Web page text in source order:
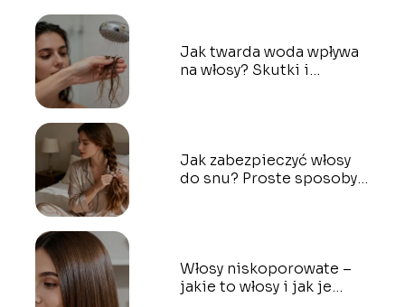
Jak twarda woda wpływa
na włosy? Skutki i
Jak zabezpieczyć włosy
do snu? Proste sposoby
Włosy niskoporowate –
jakie to włosy i jak je